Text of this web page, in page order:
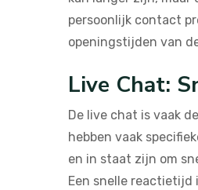
persoonlijk contact
openingstijden van
Live Chat:
De live chat is vaak
hebben vaak
en in staat zijn om
Een snelle reactietijd